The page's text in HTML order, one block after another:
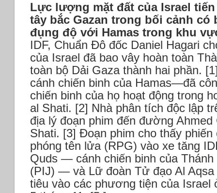
Lực lượng mặt đất của Israel
tây bắc Gazan trong bối cảnh có
đụng độ với Hamas trong khu
IDF, Chuẩn Đô đốc Daniel Hagari
của Israel đã bao vây hoàn toàn
toàn bộ Dải Gaza thành hai phần.
cánh chiến binh của Hamas—đã
chiến binh của họ hoạt động trong
al Shati. [2] Nhà phân tích độc lập
địa lý đoạn phim đến đường
Shati. [3] Đoạn phim cho thấy
phóng tên lửa (RPG) vào xe tăng
Quds — cánh chiến binh của Thánh
(PIJ) — và Lữ đoàn Tử đạo Al Aqsa
tiêu vào các phương tiện của Israel